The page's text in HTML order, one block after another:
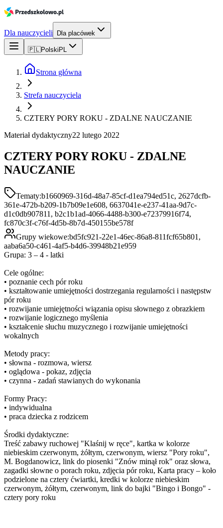
Dla nauczycieli Dla placówek
🇵🇱Polski PL
Strona główna
Strefa nauczyciela
CZTERY PORY ROKU - ZDALNE NAUCZANIE
Materiał dydaktyczny22 lutego 2022
CZTERY PORY ROKU - ZDALNE
NAUCZANIE
Tematy:b1660969-316d-48a7-85cf-d1ea794ed51c, 2627dcfb-
361e-472b-b209-1b7b09e1e608, 6637041e-e237-41aa-9d7c-
d1c0db907811, b2c1b1ad-4066-4488-b300-e72379916f74,
fc870c3f-c76f-4d5b-8b7d-450155be578f
Grupy wiekowe:bd5fc921-22e1-46ec-86a8-811fcf65b801,
aaba6a50-c461-4af5-b4d6-39948b21e959
Grupa: 3 – 4 - latki
Cele ogólne:
• poznanie cech pór roku
• kształtowanie umiejętności dostrzegania regularności i następstw
pór roku
• rozwijanie umiejętności wiązania opisu słownego z obrazkiem
• rozwijanie logicznego myślenia
• kształcenie słuchu muzycznego i rozwijanie umiejętności
wokalnych
Metody pracy:
• słowna - rozmowa, wiersz
• oglądowa - pokaz, zdjęcia
• czynna - zadań stawianych do wykonania
Formy Pracy:
• indywidualna
• praca dziecka z rodzicem
Środki dydaktyczne:
Treść zabawy ruchowej "Klaśnij w ręce", kartka w kolorze
niebieskim czerwonym, żółtym, czerwonym, wiersz "Pory roku",
M. Bogdanowicz, link do piosenki "Znów minął rok" oraz słowa,
zagadki słowne o porach roku, zdjęcia pór roku, Karta pracy – koło
podzielone na cztery ćwiartki, kredki w kolorze niebieskim
czerwonym, żółtym, czerwonym, link do bajki "Bingo i Bongo" -
cztery pory roku